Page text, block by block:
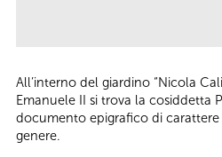
All’interno del giardino “Nicola
Emanuele II si trova la cosiddetta
documento epigrafico di
genere.